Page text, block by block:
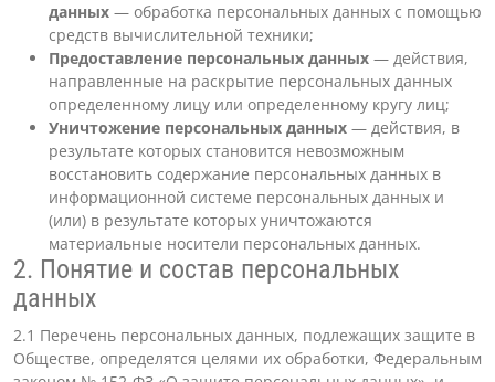
данных — обработка персональных данных с помощью
средств вычислительной техники;
Предоставление персональных данных — действия,
направленные на раскрытие персональных данных
определенному лицу или определенному кругу лиц;
Уничтожение персональных данных — действия, в
результате которых становится невозможным
восстановить содержание персональных данных в
информационной системе персональных данных и
(или) в результате которых уничтожаются
материальные носители персональных данных.
2. Понятие и состав персональных
данных
2.1 Перечень персональных данных, подлежащих защите в
Обществе, определятся целями их обработки, Федеральным